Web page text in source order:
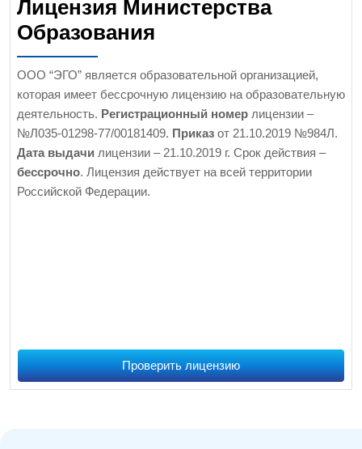
Лицензия Министерства
Образования
ООО “ЭГО” является образовательной организацией,
которая имеет бессрочную лицензию на образовательную
деятельность. Регистрационный номер лицензии –
№Л035-01298-77/00181409. Приказ от 21.10.2019 №984Л.
Дата выдачи лицензии – 21.10.2019 г. Срок действия –
бессрочно. Лицензия действует на всей территории
Российской Федерации.
Проверить лицензию